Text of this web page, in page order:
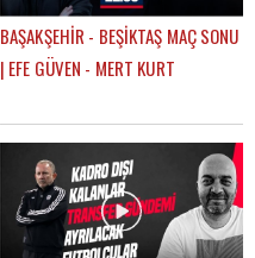
BAŞAKŞEHİR - BEŞİKTAŞ MAÇ SONU
| EFE GÜVEN - MERT KURT